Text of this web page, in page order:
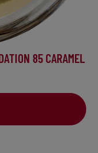
85 CARAMEL